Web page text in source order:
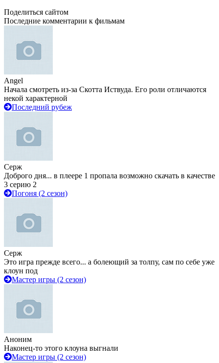
Поделиться сайтом
Последние комментарии к фильмам
Angel
Начала смотреть из-за Скотта Иствуда. Его роли отличаются
некой характерной
Последний рубеж
Серж
Доброго дня... в плеере 1 пропала возможно скачать в качестве
3 серию 2
Погоня (2 сезон)
Серж
Это игра прежде всего... а болеющий за толпу, сам по себе уже
клоун под
Мастер игры (2 сезон)
Аноним
Наконец-то этого клоуна выгнали
Мастер игры (2 сезон)